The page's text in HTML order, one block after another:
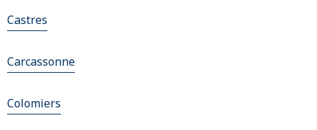
Castres
Carcassonne
Colomiers